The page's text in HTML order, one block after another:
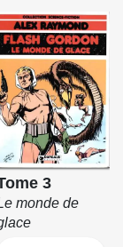
3
monde de